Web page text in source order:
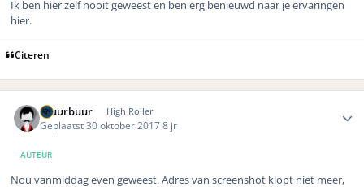
Ik ben hier zelf nooit geweest en ben erg benieuwd naar je ervaringen
hier.
Citeren
Gluurbuur High Roller
Geplaatst 30 oktober 20178 jr
AUTEUR
Nou vanmiddag even geweest. Adres van screenshot klopt niet meer,